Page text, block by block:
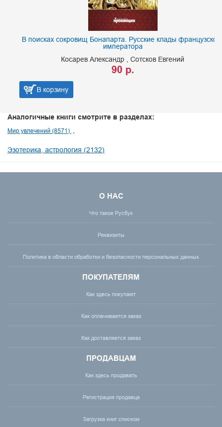
В поисках сокровищ Бонапарта. Русские клады французского
императора
Косарев Александр Сотсков Евгений
90 р.
В корзину
Аналогичные книги смотрите в разделах:
Мир увлечений (8571)
Эзотерика, астрология (2132)
О НАС
Что такое Русбук
Реквизиты
Политика в области обработки и безопасности персональных данных
ПОКУПАТЕЛЯМ
Как здесь покупают
Как оплачивается заказ
Как доставляется заказ
ПРОДАВЦАМ
Как здесь продавать
Регистрация продавца
Загрузка книг списком